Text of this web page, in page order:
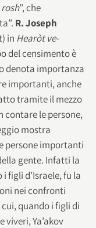
”, che
R. Joseph
in Hearòt ve-
del censimento è
denota importanza
importanti, anche
tramite il mezzo
contare le persone,
mostra
persone importanti
gente. Infatti la
figli d’Israele, fu la
nei confronti
cui, quando i figli di
viveri, Ya’akov